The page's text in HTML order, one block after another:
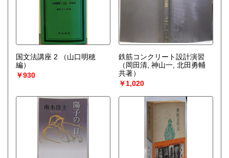
国文法講座 2
（山口明穂
編）
￥930
鉄筋コンクリート設計演習
（岡田清, 神山一, 北田勇輔
共著）
￥1,020